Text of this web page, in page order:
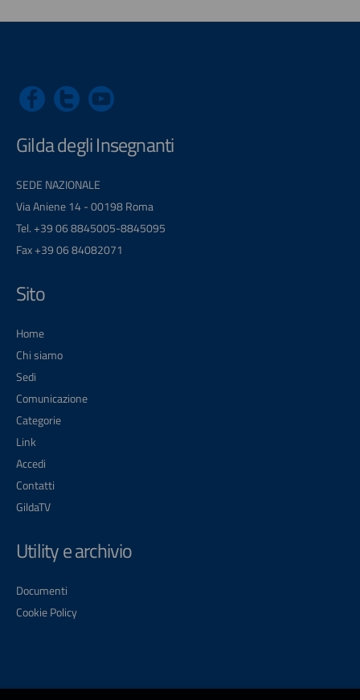
Gilda degli Insegnanti
SEDE NAZIONALE
Via Aniene 14 - 00198 Roma
Tel. +39 06 8845005-8845095
Fax +39 06 84082071
Sito
Home
Chi siamo
Sedi
Comunicazione
Categorie
Link
Accedi
Contatti
GildaTV
Utility e archivio
Documenti
Cookie Policy